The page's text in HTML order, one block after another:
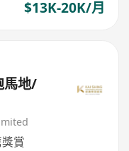
$13K-20K/月
馬地/
賞